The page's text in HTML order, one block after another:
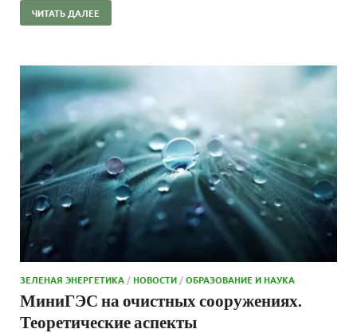
ЧИТАТЬ ДАЛЕЕ
ЗЕЛЕНАЯ ЭНЕРГЕТИКА/НОВОСТИ/ОБРАЗОВАНИЕ И НАУКА
МиниГЭС на очистных сооружениях.
Теоретические аспекты